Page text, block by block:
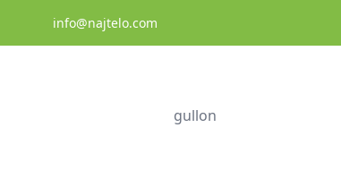
info@najtelo.com